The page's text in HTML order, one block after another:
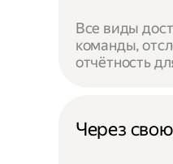
Все виды
команды,
отчётность
Через